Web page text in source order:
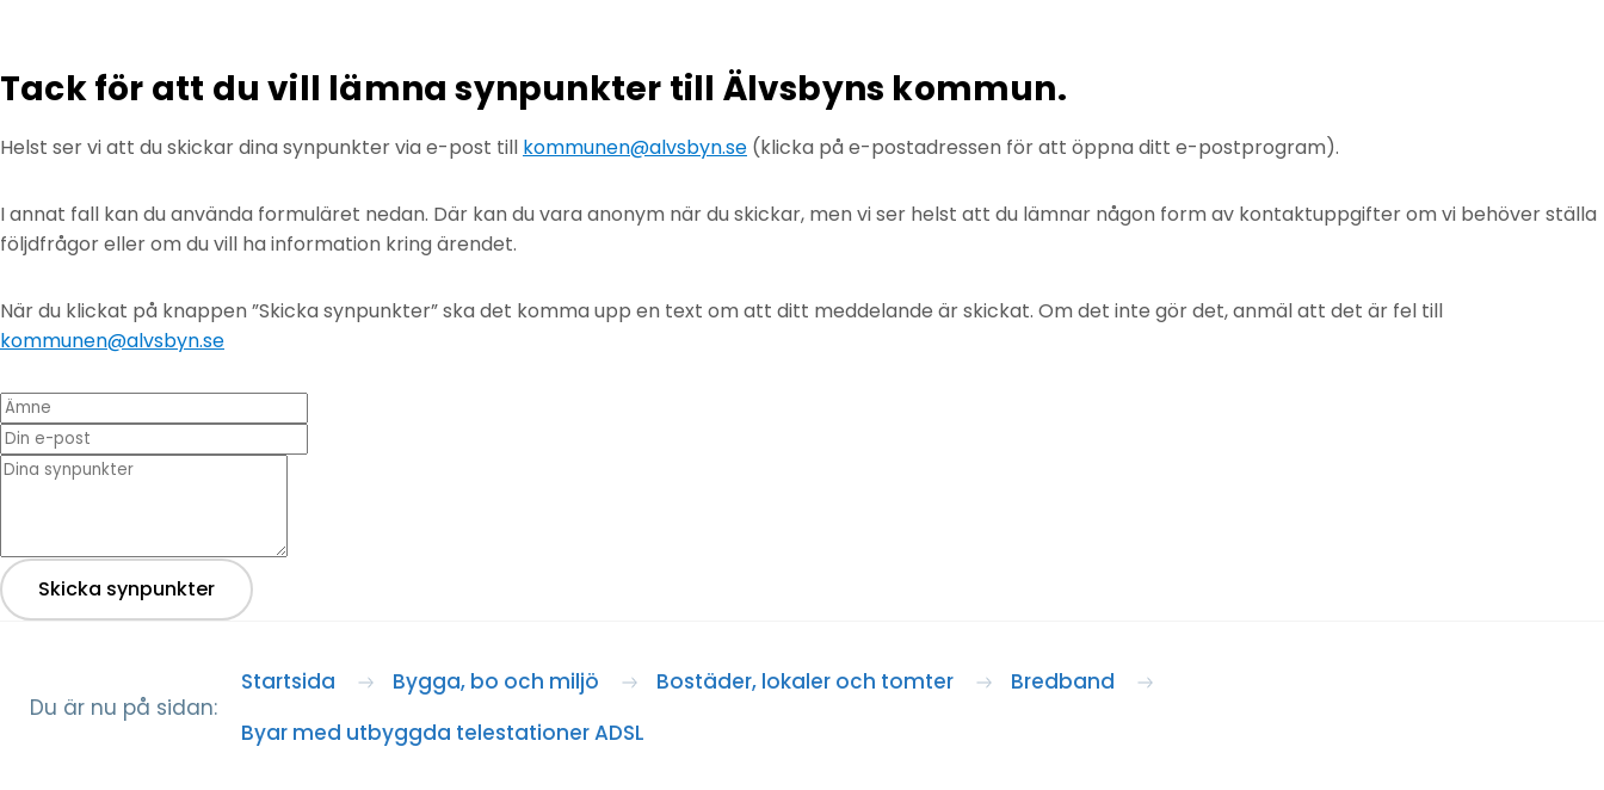
Tack för att du vill lämna synpunkter till Älvsbyns kommun.
Helst ser vi att du skickar dina synpunkter via e-post till kommunen@alvsbyn.se (klicka på e-postadressen för att öppna ditt e-postprogram).
I annat fall kan du använda formuläret nedan. Där kan du vara anonym när du skickar, men vi ser helst att du lämnar någon form av kontaktuppgifter om vi behöver ställa
följdfrågor eller om du vill ha information kring ärendet.
När du klickat på knappen ”Skicka synpunkter” ska det komma upp en text om att ditt meddelande är skickat. Om det inte gör det, anmäl att det är fel till
kommunen@alvsbyn.se
Ämne
Din e-post
* Dina synpunkter
Skicka synpunkter
Du är nu på sidan:
Startsida Bygga, bo och miljö Bostäder, lokaler och tomter
Bredband
Byar med utbyggda telestationer ADSL